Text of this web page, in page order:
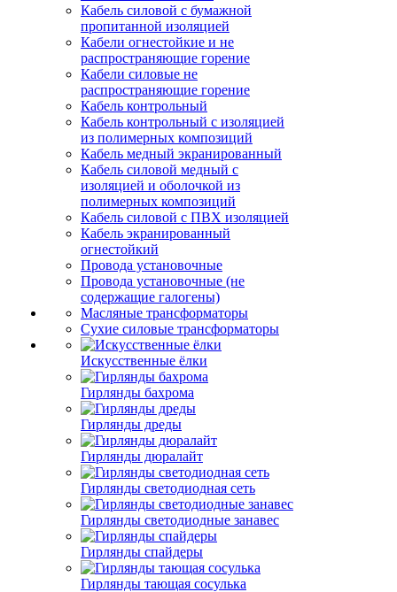
Кабель силовой с бумажной
пропитанной изоляцией
Кабели огнестойкие и не
распространяющие горение
Кабели силовые не
распространяющие горение
Кабель контрольный
Кабель контрольный с изоляцией
из полимерных композиций
Кабель медный экранированный
Кабель силовой медный с
изоляцией и оболочкой из
полимерных композиций
Кабель силовой с ПВХ изоляцией
Кабель экранированный
огнестойкий
Провода установочные
Провода установочные (не
содержащие галогены)
Масляные трансформаторы
Сухие силовые трансформаторы
Искусственные ёлки
Гирлянды бахрома
Гирлянды дреды
Гирлянды дюралайт
Гирлянды светодиодная сеть
Гирлянды светодиодные занавес
Гирлянды спайдеры
Гирлянды тающая сосулька